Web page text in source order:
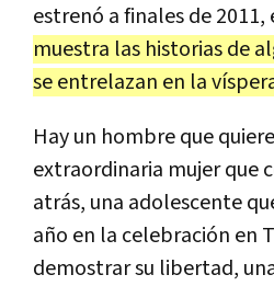
estrenó a finales de 2011,
muestra las historias de
se entrelazan en la
Hay un hombre que
extraordinaria mujer que
atrás, una adolescente
año en la celebración en
demostrar su libertad,